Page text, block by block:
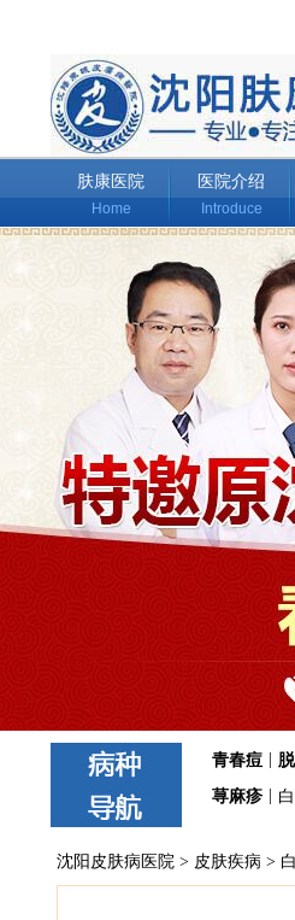
肤康医院
Home
医院介绍
Introduce
青春痘
荨麻疹
沈阳皮肤病医院 > 皮肤疾病 >